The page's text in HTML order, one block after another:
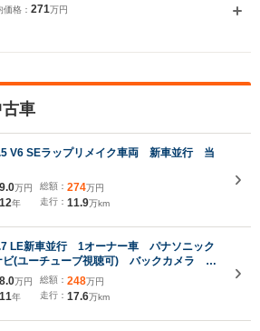
格： 271万円
車
V6 SEラップリメイク車両 新車並行 当
万円
年
総額： 274万円
走行： 11.9万km
LE新車並行 1オーナー車 パナソニック
ビ(ユーチューブ視聴可) バックカメラ デ
ンナーミラー ETC スタッドレス用ホイー
万円
年
総額： 248万円
走行： 17.6万km